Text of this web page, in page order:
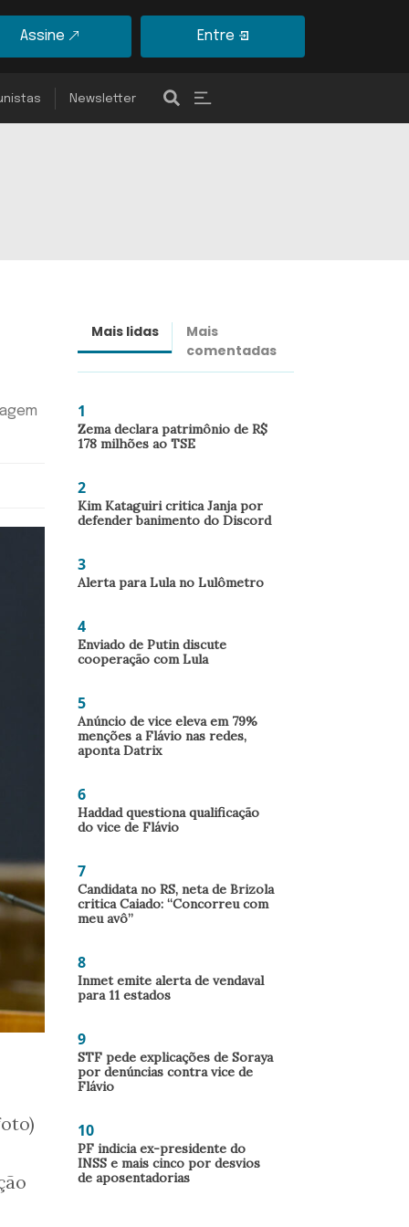
Assine Entre
Newsletter
Mais lidas
Mais
comentadas
1
Zema declara patrimônio de R$
178 milhões ao TSE
2
Kim Kataguiri critica Janja por
defender banimento do Discord
3
Alerta para Lula no Lulômetro
4
Enviado de Putin discute
cooperação com Lula
5
Anúncio de vice eleva em 79%
menções a Flávio nas redes,
aponta Datrix
6
Haddad questiona qualificação
do vice de Flávio
7
Candidata no RS, neta de Brizola
critica Caiado: “Concorreu com
meu avô”
8
Inmet emite alerta de vendaval
para 11 estados
9
STF pede explicações de Soraya
por denúncias contra vice de
Flávio
10
PF indicia ex-presidente do
INSS e mais cinco por desvios
de aposentadorias